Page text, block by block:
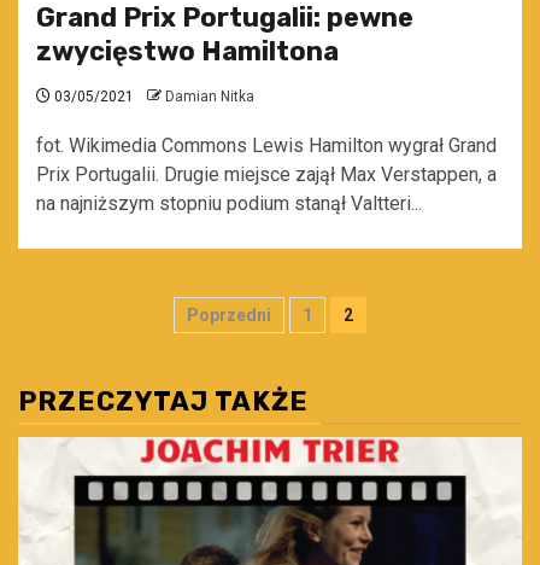
Grand Prix Portugalii: pewne
zwycięstwo Hamiltona
03/05/2021 Damian Nitka
fot. Wikimedia Commons Lewis Hamilton wygrał Grand
Prix Portugalii. Drugie miejsce zajął Max Verstappen, a
na najniższym stopniu podium stanął Valtteri...
Stronicowanie
Poprzedni 1 2
PRZECZYTAJ TAKŻE